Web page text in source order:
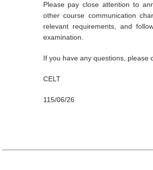
Please pay close attention to
other course communication
relevant requirements, and
examination.
If you have any questions, please
CELT
115/06/26